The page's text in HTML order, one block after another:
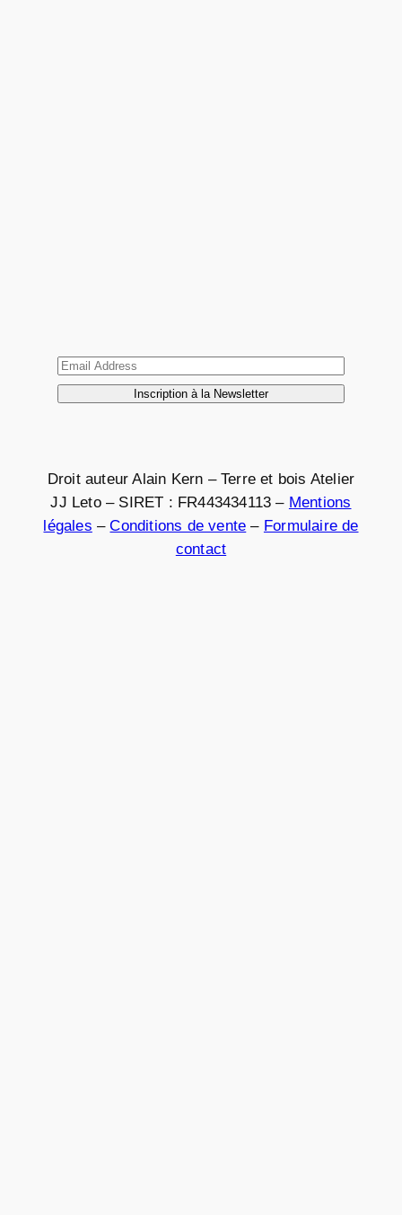
Droit auteur Alain Kern – Terre et bois Atelier
JJ Leto – SIRET : FR443434113 – Mentions
légales –Conditions de vente – Formulaire de
contact